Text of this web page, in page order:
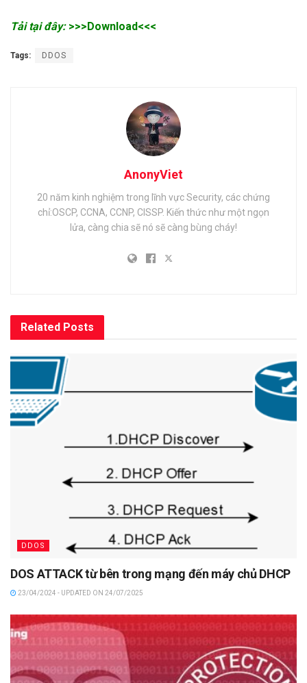
Tải tại đây: >>>Download<<<
Tags: DDOS
AnonyViet
20 năm kinh nghiệm trong lĩnh vực Security, các chứng
chỉ:OSCP, CCNA, CCNP, CISSP. Kiến thức như một ngọn
lửa, càng chia sẽ nó sẽ càng bùng cháy!
Related Posts
DDOS
DOS ATTACK từ bên trong mạng đến máy chủ DHCP
23/04/2024 - UPDATED ON 24/07/2025